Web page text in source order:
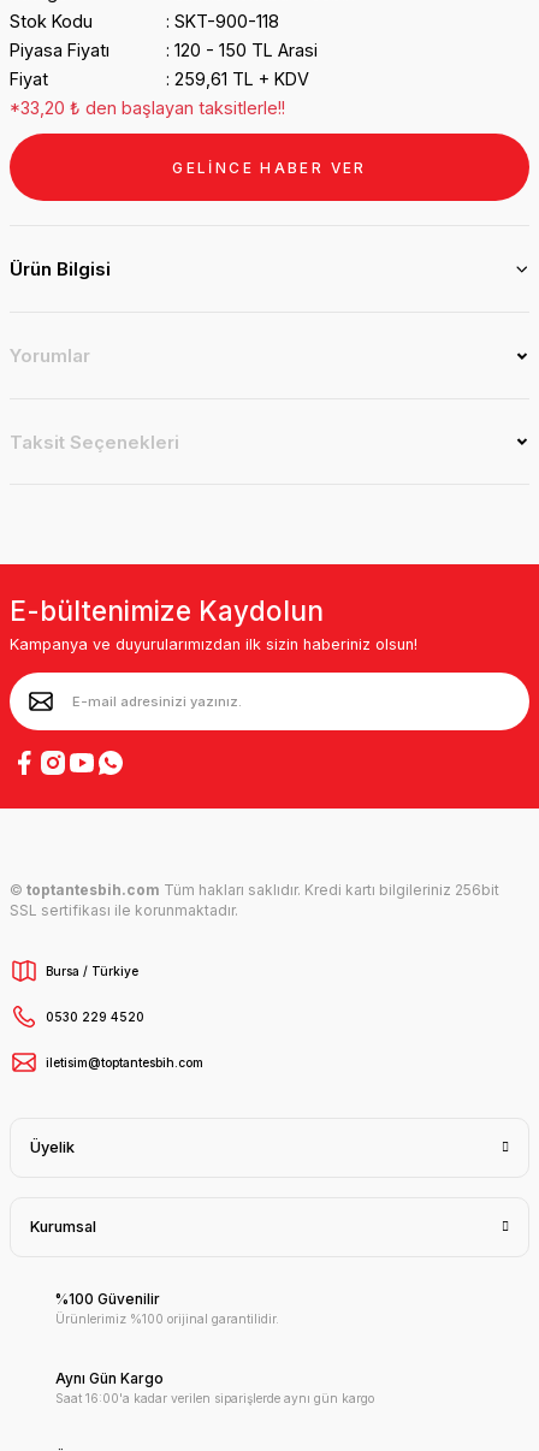
Stok Kodu
SKT-900-118
Piyasa Fiyatı
120 - 150 TL Arasi
Fiyat
259,61 TL + KDV
*33,20 ₺ den başlayan taksitlerle!!
GELİNCE HABER VER
Ürün Bilgisi
Yorumlar
Taksit Seçenekleri
E-bültenimize Kaydolun
Kampanya ve duyurularımızdan ilk sizin haberiniz olsun!
© toptantesbih.com Tüm hakları saklıdır. Kredi kartı bilgileriniz 256bit
SSL sertifikası ile korunmaktadır.
Bursa / Türkiye
0530 229 4520
iletisim@toptantesbih.com
Üyelik
Kurumsal
%100 Güvenilir
Ürünlerimiz %100 orijinal garantilidir.
Aynı Gün Kargo
Saat 16:00'a kadar verilen siparişlerde aynı gün kargo